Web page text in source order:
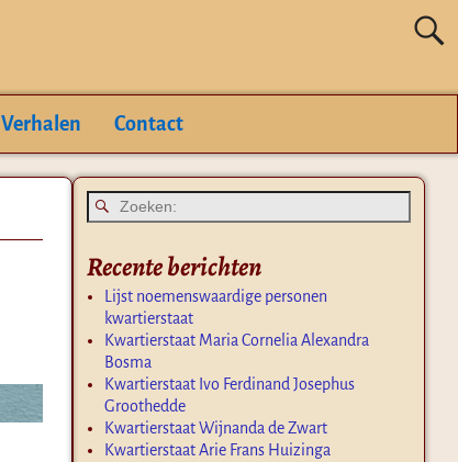
Verhalen Contact
Recente berichten
Lijst noemenswaardige personen
kwartierstaat
Kwartierstaat Maria Cornelia Alexandra
Bosma
Kwartierstaat Ivo Ferdinand Josephus
Groothedde
Kwartierstaat Wijnanda de Zwart
Kwartierstaat Arie Frans Huizinga